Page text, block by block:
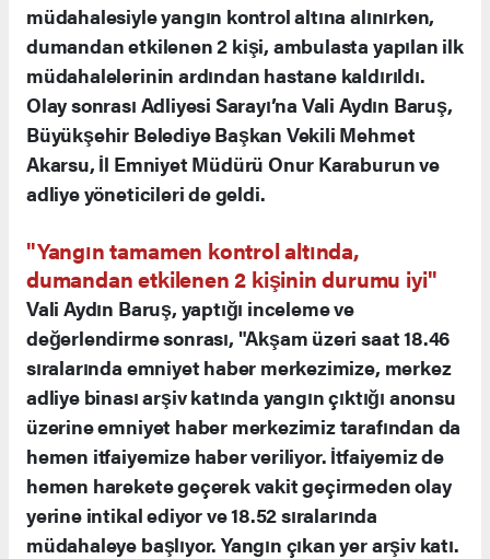
müdahalesiyle yangın kontrol altına alınırken,
dumandan etkilenen 2 kişi, ambulasta yapılan ilk
müdahalelerinin ardından hastane kaldırıldı.
Olay sonrası Adliyesi Sarayı’na Vali Aydın Baruş,
Büyükşehir Belediye Başkan Vekili Mehmet
Akarsu, İl Emniyet Müdürü Onur Karaburun ve
adliye yöneticileri de geldi.
"Yangın tamamen kontrol altında,
dumandan etkilenen 2 kişinin durumu iyi"
Vali Aydın Baruş, yaptığı inceleme ve
değerlendirme sonrası, "Akşam üzeri saat 18.46
sıralarında emniyet haber merkezimize, merkez
adliye binası arşiv katında yangın çıktığı anonsu
üzerine emniyet haber merkezimiz tarafından da
hemen itfaiyemize haber veriliyor. İtfaiyemiz de
hemen harekete geçerek vakit geçirmeden olay
yerine intikal ediyor ve 18.52 sıralarında
müdahaleye başlıyor. Yangın çıkan yer arşiv katı.